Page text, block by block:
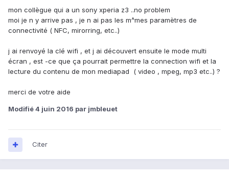
mon collègue qui a un sony xperia z3 ..no problem
moi je n y arrive pas , je n ai pas les m^mes paramètres de
connectivité ( NFC, mirorring, etc..)
j ai renvoyé la clé wifi , et j ai découvert ensuite le mode multi
écran , est -ce que ça pourrait permettre la connection wifi et la
lecture du contenu de mon mediapad ( video , mpeg, mp3 etc..) ?
merci de votre aide
Modifié4 juin 2016 par jmbleuet
Citer